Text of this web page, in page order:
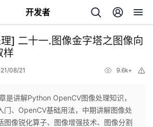
开发者
] 二十一.图像金字塔之图像向
样
08/21 9.6k+
是讲解Python OpenCV图像处理知识，
门、OpenCV基础用法，中期讲解图像处
图像锐化算子、图像增强技术、图像分割